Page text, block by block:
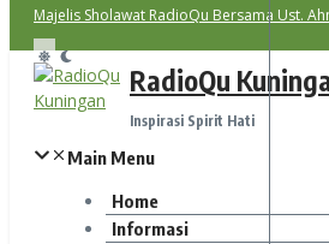
Majelis Sholawat RadioQu Bersama Ust.
RadioQu
Inspirasi Spirit Hati
Main Menu
Home
Informasi